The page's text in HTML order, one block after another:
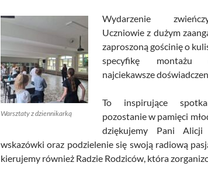
Warsztaty z dziennikarką
Wydarzenie
Uczniowie z dużym
zaproszoną gościnię o
specyfikę montażu
najciekawsze
To inspirujące
pozostanie w pamięci
dziękujemy Pani
wskazówki oraz podzielenie się swoją radiową
kierujemy również Radzie Rodziców, która